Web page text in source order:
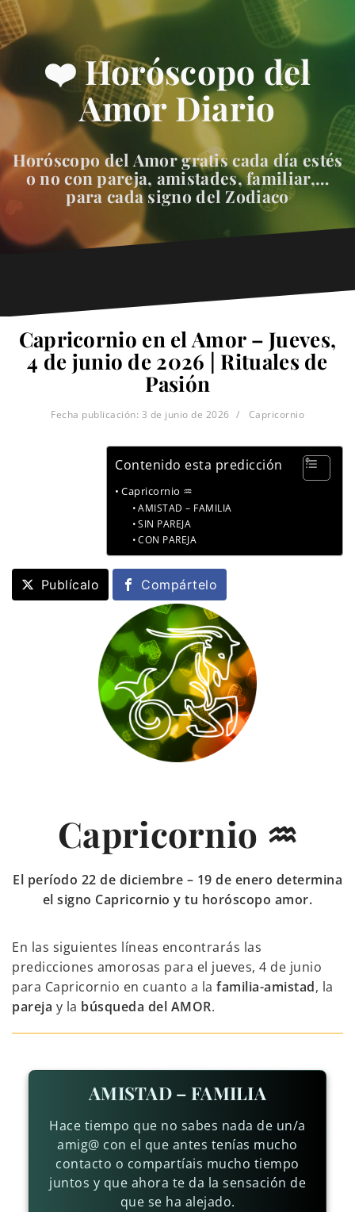
❤️ Horóscopo del
Amor Diario
Horóscopo del Amor gratis cada día estés
o no con pareja, amistades, familiar,…
para cada signo del Zodiaco
Capricornio en el Amor – Jueves,
4 de junio de 2026 | Rituales de
Pasión
Fecha publicación: 3 de junio de 2026 Capricornio
Contenido esta predicción
Capricornio ♒
AMISTAD – FAMILIA
SIN PAREJA
CON PAREJA
Publícalo Compártelo
Capricornio ♒
El período 22 de diciembre – 19 de enero determina
el signo Capricornio y tu horóscopo amor.
En las siguientes líneas encontrarás las
predicciones amorosas para el jueves, 4 de junio
para Capricornio en cuanto a la familia-amistad, la
pareja y la búsqueda del AMOR.
AMISTAD – FAMILIA
Hace tiempo que no sabes nada de un/a
amig@ con el que antes tenías mucho
contacto o compartíais mucho tiempo
juntos y que ahora te da la sensación de
que se ha alejado.